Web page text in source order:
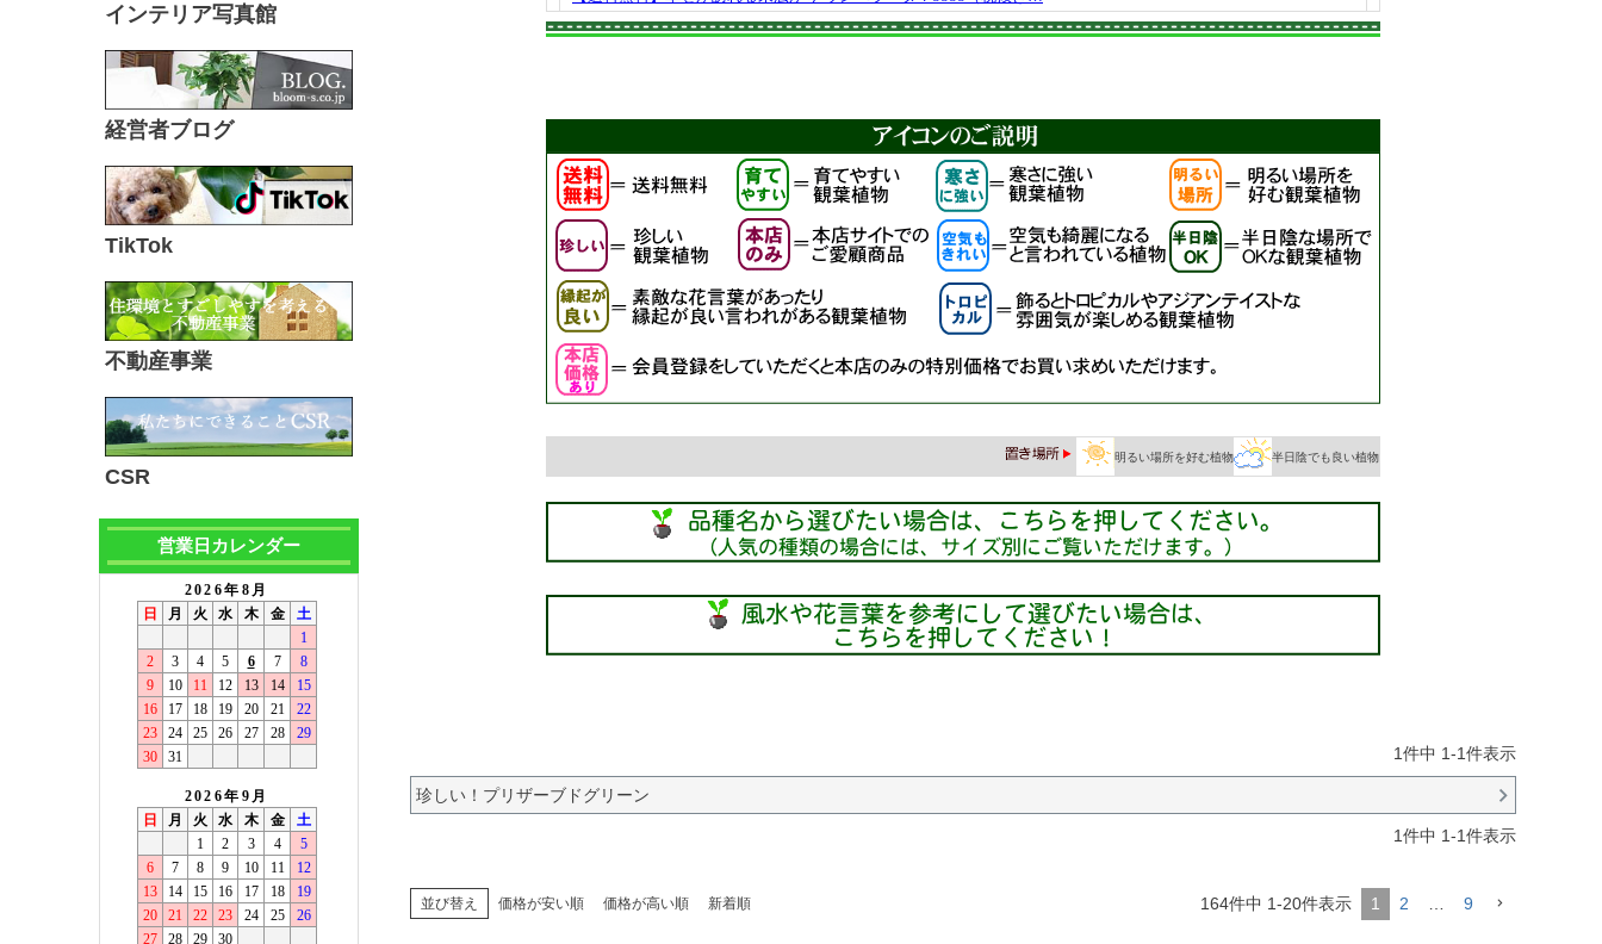
インテリア写真館
経営者ブログ
TikTok
不動産事業
CSR
営業日カレンダー
明るい場所を好む植物 半日陰でも良い植物
1件中 1-1件表示
珍しい！プリザーブドグリーン
1件中 1-1件表示
並び替え 価格が安い順 価格が高い順 新着順 164件中 1-20件表示 1 2 9